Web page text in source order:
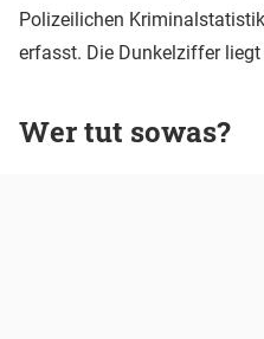
Polizeilichen
erfasst. Die Dunkelziffer liegt
Wer tut sowas?